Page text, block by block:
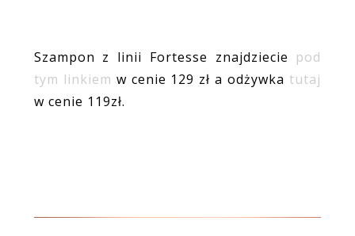
Szampon z linii Fortesse znajdziecie pod
tym linkiem w cenie 129 zł a odżywka tutaj
w cenie 119zł.